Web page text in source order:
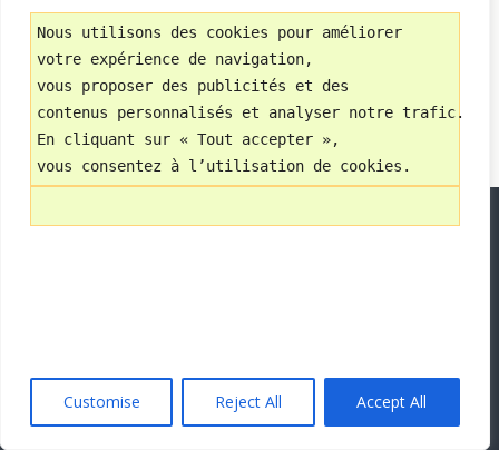
Nous utilisons des cookies pour améliorer
votre expérience de navigation,
vous proposer des publicités et des
contenus personnalisés et analyser notre trafic.
En cliquant sur « Tout accepter »,
vous consentez à l’utilisation de cookies.
Customise Reject All Accept All
Avec
WPtouch Mobile Suite for WordPress